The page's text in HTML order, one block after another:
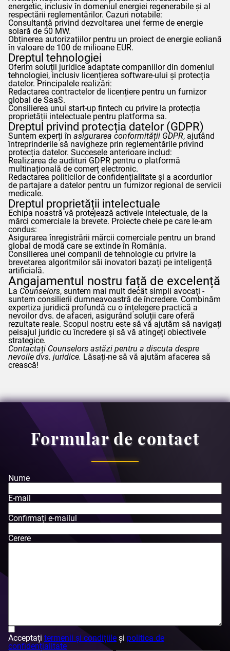
energetic, inclusiv în domeniul energiei regenerabile și al
respectării reglementărilor. Cazuri notabile:
Consultanță privind dezvoltarea unei ferme de energie
solară de 50 MW.
Obținerea autorizațiilor pentru un proiect de energie eoliană
în valoare de 100 de milioane EUR.
Dreptul tehnologiei
Oferim soluții juridice adaptate companiilor din domeniul
tehnologiei, inclusiv licențierea software-ului și protecția
datelor. Principalele realizări:
Redactarea contractelor de licențiere pentru un furnizor
global de SaaS.
Consilierea unui start-up fintech cu privire la protecția
proprietății intelectuale pentru platforma sa.
Dreptul privind protecția datelor (GDPR)
Suntem experți în asigurarea conformității GDPR, ajutând
întreprinderile să navigheze prin reglementările privind
protecția datelor. Succesele anterioare includ:
Realizarea de audituri GDPR pentru o platformă
multinațională de comerț electronic.
Redactarea politicilor de confidențialitate și a acordurilor
de partajare a datelor pentru un furnizor regional de servicii
medicale.
Dreptul proprietății intelectuale
Echipa noastră vă protejează activele intelectuale, de la
mărci comerciale la brevete. Proiecte cheie pe care le-am
condus:
Asigurarea înregistrării mărcii comerciale pentru un brand
global de modă care se extinde în România.
Consilierea unei companii de tehnologie cu privire la
brevetarea algoritmilor săi inovatori bazați pe inteligență
artificială.
Angajamentul nostru față de excelență
La Counselors, suntem mai mult decât simpli avocați -
suntem consilierii dumneavoastră de încredere. Combinăm
expertiza juridică profundă cu o înțelegere practică a
nevoilor dvs. de afaceri, asigurând soluții care oferă
rezultate reale. Scopul nostru este să vă ajutăm să navigați
peisajul juridic cu încredere și să vă atingeți obiectivele
strategice.
Contactați Counselors astăzi pentru a discuta despre
nevoile dvs. juridice. Lăsați-ne să vă ajutăm afacerea să
crească!
Formular de contact
Nume
E-mail
Confirmați e-mailul
Cerere
Acceptați termenii și condițiile și politica de
confidențialitate